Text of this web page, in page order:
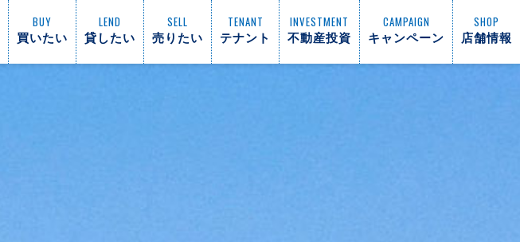
BUY
買いたい
LEND
貸したい
SELL
売りたい
TENANT
テナント
INVESTMENT
不動産投資
CAMPAIGN
キャンペーン
SHOP
店舗情報